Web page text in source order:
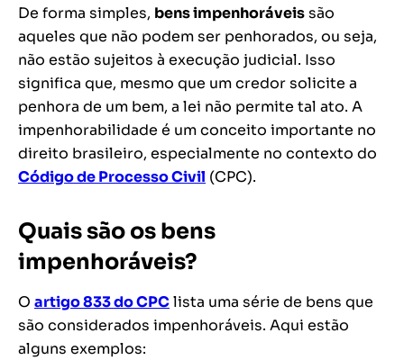
De forma simples, bens impenhoráveissão
aqueles que não podem ser penhorados, ou seja,
não estão sujeitos à execução judicial. Isso
significa que, mesmo que um credor solicite a
penhora de um bem, a lei não permite tal ato. A
impenhorabilidade é um conceito importante no
direito brasileiro, especialmente no contexto do
Código de Processo Civil (CPC).
Quais são os bens
impenhoráveis?
O artigo 833 do CPClista uma série de bens que
são considerados impenhoráveis. Aqui estão
alguns exemplos: